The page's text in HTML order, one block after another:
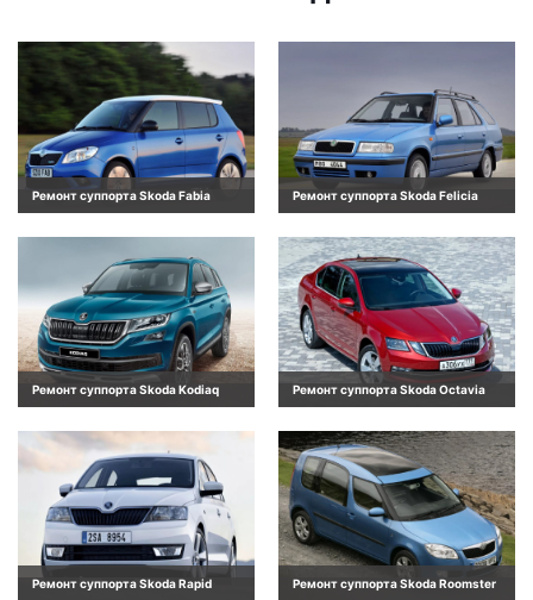
Ремонт суппорта Skoda Fabia Ремонт суппорта Skoda Felicia
Ремонт суппорта Skoda Kodiaq Ремонт суппорта Skoda Octavia
Ремонт суппорта Skoda Rapid Ремонт суппорта Skoda Roomster